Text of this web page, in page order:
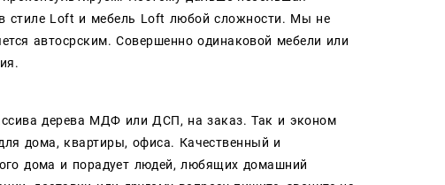
стиле Loft и мебель Loft любой сложности. Мы не
автосрским. Совершенно одинаковой мебели или
дерева МДФ или ДСП, на заказ. Так и эконом
дома, квартиры, офиса. Качественный и
дома и порадует людей, любящих домашний